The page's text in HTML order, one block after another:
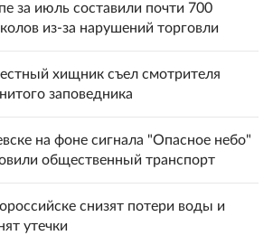
за июль составили почти 700
из-за нарушений торговли
хищник съел смотрителя
заповедника
на фоне сигнала "Опасное небо"
общественный транспорт
снизят потери воды и
утечки